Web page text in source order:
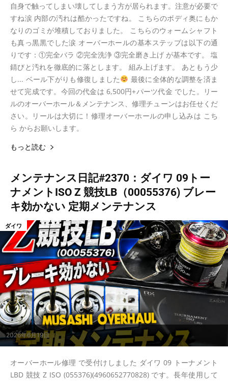
自身で触ってしまい壊してしまう方が居られます。注意が必要で
すね涙 内部の汚れは酷かったですね。 こちらのボディ奥にもか
なりのゴミが堆積しておりました。 こちらのウォームシャフト
も真っ黒黒でした涙 オーバーホールの基本ステップは以下の通
りです：①完全バラ ②完全洗浄 ③完全磨き上げ が基本です。 塩
錆びと汚れを徹底的に落とします。 組み上げます。 あともう少
し... ベール下がりも修復しました
最後に全体的な調整を済ま
せて完成です。今回の代金は 6,500円+パーツ代金 でした。リー
ルのオーバーホール＆メンテナンス、修理チューンはお任せくだ
さい。リールは大切に！修理オーバーホールの申し込みは こち
ら からお願いします。
もっと読む
メンテナンス日記#2370：ダイワ 09トー
ナメントISO Z 競技LB（00055376) ブレー
キ効かない 定期メンテナンス
2026年6月19日
ダイワ
オーバーホール修理 で受付けしました ダイワ 09 トーナメント
LBD 競技 Z ISO (055376)(4960652770828) です。長年使用して